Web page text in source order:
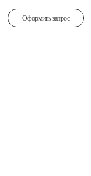
Оформить запрос